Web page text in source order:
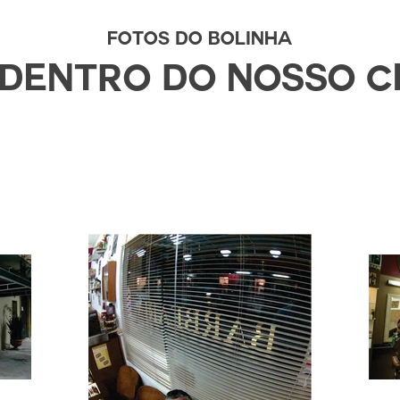
fotos do bolinha
do nosso